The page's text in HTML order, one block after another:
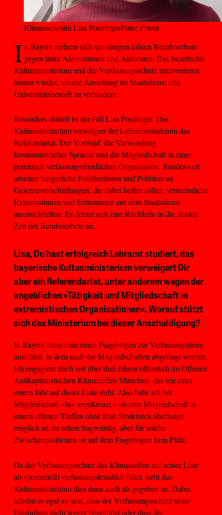
Klimaaktivistin Lisa PoettingerFoto: Privat
In Bayern mehren sich seit einigen Jahren Berufsverbote
gegen linke Aktivistinnen und Aktivisten. Das bayerische
Kultusministerium und der Verfassungsschutz intervenieren
immer wieder, um die Anstellung im Staatsdienst und
Universitätsbetrieb zu verhindern.
Besonders aktuell ist der Fall Lisa Poettinger. Das
Kultusministerium verweigert der Lehramtsstudentin das
Referendariat. Der Vorwurf: die Verwendung
kommunistischer Sprache und die Mitgliedschaft in einer
potenziell verfassungsfeindlichen Organisation. Bundesweit
arbeiten bürgerliche Politikerinnen und Politiker an
Gesetzesverschärfungen, die dabei helfen sollen, vermeintliche
Extremistinnen und Extremisten aus dem Staatsdienst
auszuschließen. Es deutet sich eine Rückkehr in die dunkle
Zeit der Berufsverbote an.
Lisa, Du hast erfolgreich Lehramt studiert, das
bayerische Kultusministerium verweigert Dir
aber ein Referendariat, unter anderem wegen der
angeblichen »Tätigkeit und Mitgliedschaft in
extremistischen Organisationen«. Worauf stützt
sich das Ministerium bei dieser Anschuldigung?
In Bayern muss man einen Fragebogen zur Verfassungstreue
ausfüllen, in dem auch die Mitgliedschaften abgefragt werden.
Ich engagiere mich seit über drei Jahren öffentlich im Offenen
Antikapitalistischen Klimatreffen München, das seit circa
einem Jahr auf dieser Liste steht. Also habe ich bei
Mitgliedschaft »Ja« angekreuzt – ob eine Mitgliedschaft in
einem offenen Treffen ohne feste Strukturen überhaupt
möglich ist, ist schon fragwürdig, aber für solche
Zwischenpositionen ist auf dem Fragebogen kein Platz.
Da der Verfassungsschutz das Klimatreffen auf seiner Liste
als (potenziell) verfassungsfeindlich führt, sieht das
Kultusministerium dies dann auch als gegeben an. Dabei
scheint es egal zu sein, dass der Verfassungsschutz seine
Einstufung nicht weiter begründet oder dass der